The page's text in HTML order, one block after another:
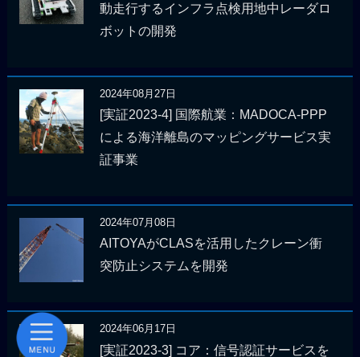
動走行するインフラ点検用地中レーダロ
ボットの開発
2024年08月27日
[実証2023-4] 国際航業：MADOCA-PPP
による海洋離島のマッピングサービス実
証事業
2024年07月08日
AITOYAがCLASを活用したクレーン衝
突防止システムを開発
2024年06月17日
[実証2023-3] コア：信号認証サービスを